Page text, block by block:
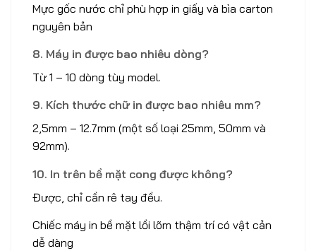
Mực gốc nước chỉ phù hợp in giấy và bìa carton
nguyên bản
8. Máy in được bao nhiêu dòng?
Từ 1 – 10 dòng tùy model.
9. Kích thước chữ in được bao nhiêu mm?
2,5mm – 12.7mm (một số loại 25mm, 50mm và
92mm).
10. In trên bề mặt cong được không?
Được, chỉ cần rê tay đều.
Chiếc máy in bề mặt lồi lõm thậm trí có vật cản
dễ dàng